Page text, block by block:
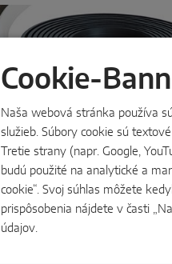
Cookie-
Naša webová stránka používa
služieb. Súbory cookie sú
Tretie strany (napr. Google,
budú použité na analytické a
cookie“. Svoj súhlas môžete
prispôsobenia nájdete v časti
údajov.